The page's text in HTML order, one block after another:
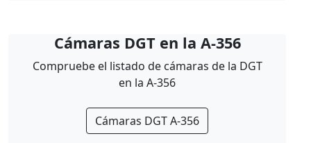
Cámaras DGT en la A-356
Compruebe el listado de cámaras de la DGT
en la A-356
Cámaras DGT A-356